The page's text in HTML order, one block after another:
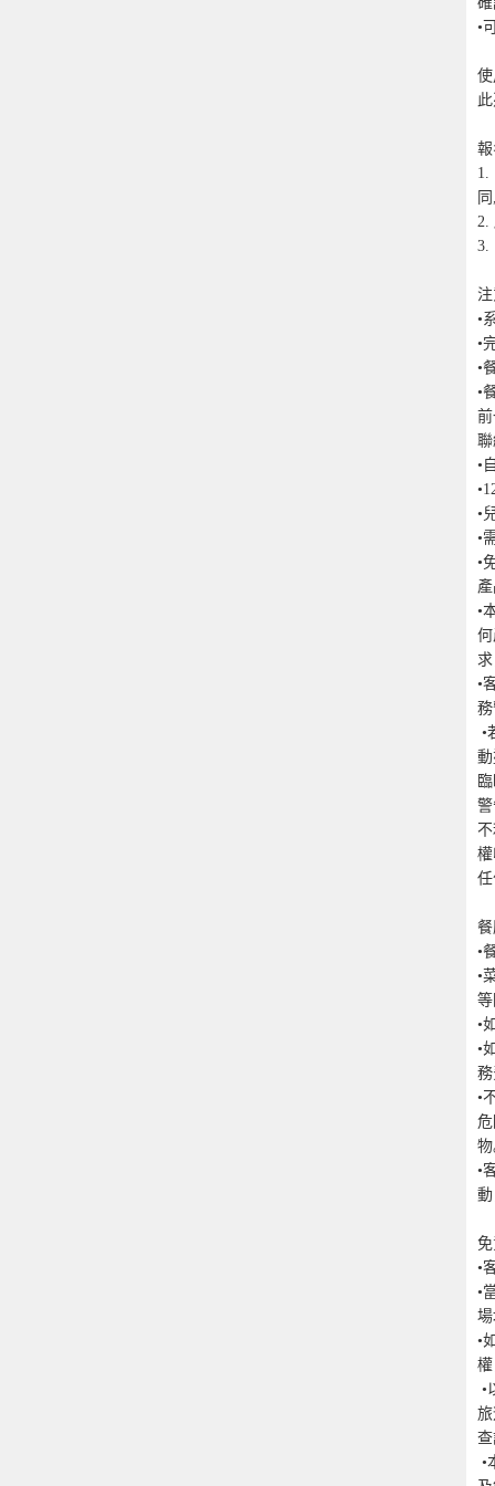
•
1.
2.
3.
•
•
•
•
前
•
•
•
•
•
•
•
•
•
•
•
•
•
•
•